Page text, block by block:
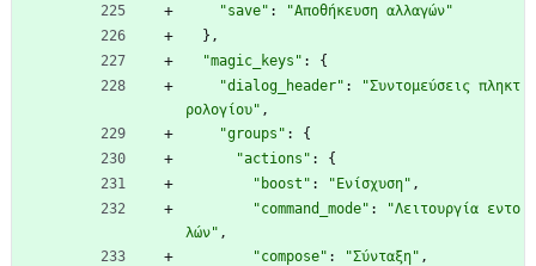
"save" :
"Αποθήκευση αλλαγών"
} ,
"magic_keys" :
{
"dialog_header" :
"Συντομεύσεις πληκτ
ρολογίου" ,
"groups" :
{
"actions" :
{
"boost" : "Ενίσχυση" ,
"command_mode" :
"Λειτουργία εντο
λών" ,
"compose" : "Σύνταξη" ,